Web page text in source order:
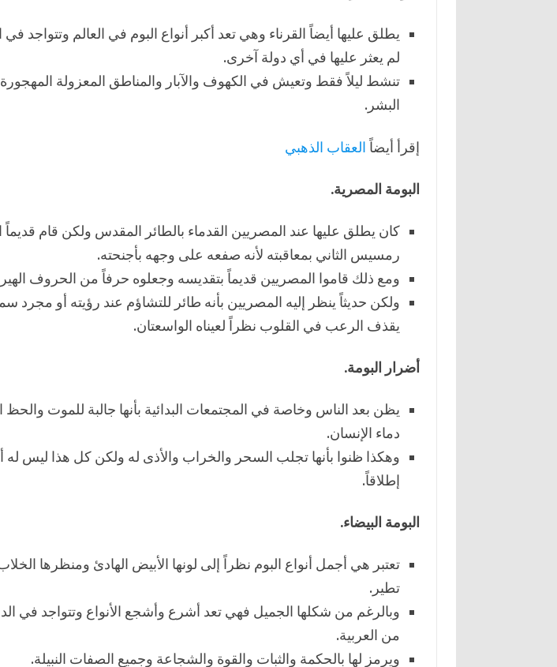
يطلق عليها أيضاً القرناء وهي تعد أكبر أنواع البوم في العالم وتتواجد
لم يعثر عليها في أي دولة آخرى.
تنشط ليلاً فقط وتعيش في الكهوف والآبار والمناطق المعزولة
البشر.
إقرأ أيضاً العقاب الذهبي
البومة المصرية.
كان يطلق عليها عند المصريين القدماء بالطائر المقدس ولكن قام قديماً
رمسيس الثاني بمعاقبته لأنه صفعه على وجهه بأجنحته.
ومع ذلك قاموا المصريين قديماً بتقديسه وجعلوه حرفاً من الحروف
ولكن حديثاً ينظر إليه المصريين بأنه طائر للتشاؤم عند رؤيته أو مجرد
يقذف الرعب في القلوب نظراً لعيناه الواسعتان.
أضرار البومة.
يظن بعد الناس وخاصة في المجتمعات البدائية بأنها جالبة للموت
دماء الإنسان.
وهكذا ظنوا بأنها تجلب السحر والخراب والأذى له ولكن كل هذا ليس
إطلاقاً.
البومة البيضاء.
تعتبر هي أجمل أنواع البوم نظراً إلى لونها الأبيض الهادئ ومنظرها
تطير.
وبالرغم من شكلها الجميل فهي تعد أشرع وأشجع الأنواع وتتواجد في
من العربية.
ويرمز لها بالحكمة والثبات والقوة والشجاعة وجميع الصفات النبيلة.